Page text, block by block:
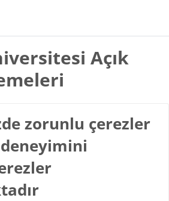
Açık
zorunlu çerezler
deneyimini